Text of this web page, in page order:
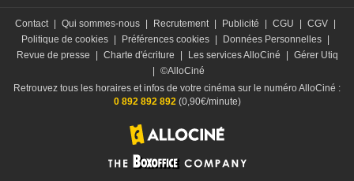
Contact | Qui sommes-nous | Recrutement | Publicité | CGU | CGV |
Politique de cookies | Préférences cookies | Données Personnelles |
Revue de presse
| Charte d'écriture | Les services AlloCiné | Gérer Utiq
| ©AlloCiné
Retrouvez tous les horaires et infos de votre cinéma sur le numéro AlloCiné :
0 892 892 892 (0,90€/minute)